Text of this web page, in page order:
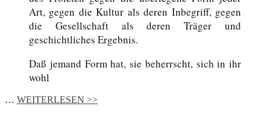
Art, gegen die Kultur als deren Inbegriff, gegen
die Gesellschaft als deren Träger und
geschichtliches Ergebnis.
Daß jemand Form hat, sie beherrscht, sich in ihr
wohl
… WEITERLESEN >>